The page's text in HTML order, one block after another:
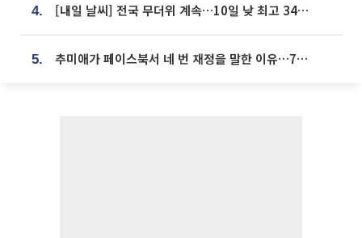
4. [내일 날씨] 전국 무더위 계속…10일 낮 최고 34도 육박
5. 추미애가 페이스북서 네 번 재정을 말한 이유…7700억 추경 열쇠는 도의회에